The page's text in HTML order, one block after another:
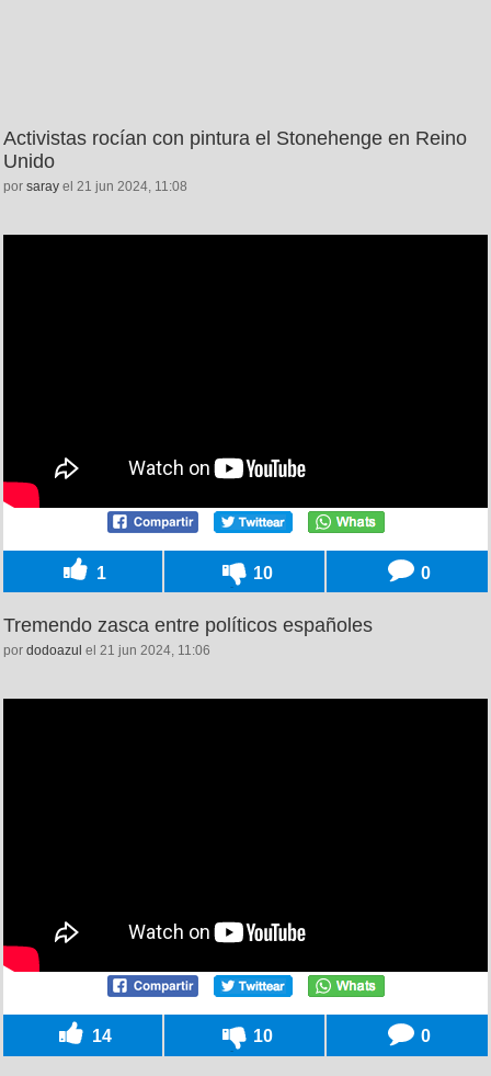
Activistas rocían con pintura el Stonehenge en Reino
Unido
por saray el 21 jun 2024, 11:08
1 10 0
Tremendo zasca entre políticos españoles
por dodoazul el 21 jun 2024, 11:06
14 10 0